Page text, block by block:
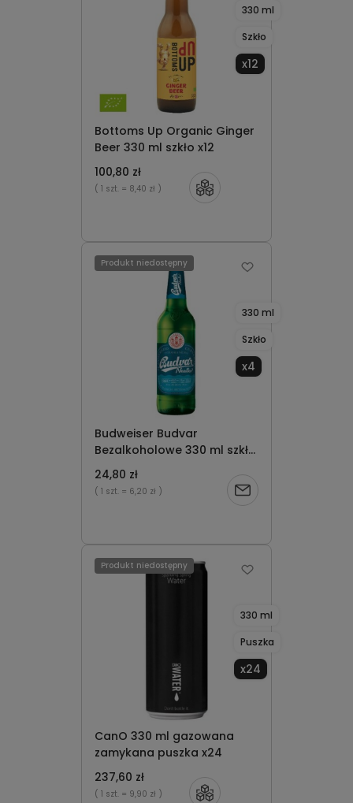
Bottoms Up Organic Ginger
Beer 330 ml szkło x12
330 ml
Szkło
x12
100,80 zł
( 1 szt. = 8,40 zł )
Budweiser Budvar
Bezalkoholowe 330 ml szkło
x4
330 ml
Szkło
x4
24,80 zł
( 1 szt. = 6,20 zł )
Produkt niedostępny
Powiadom
CanO 330 ml gazowana
zamykana puszka x24
330 ml
Puszka
x24
237,60 zł
( 1 szt. = 9,90 zł )
Produkt niedostępny